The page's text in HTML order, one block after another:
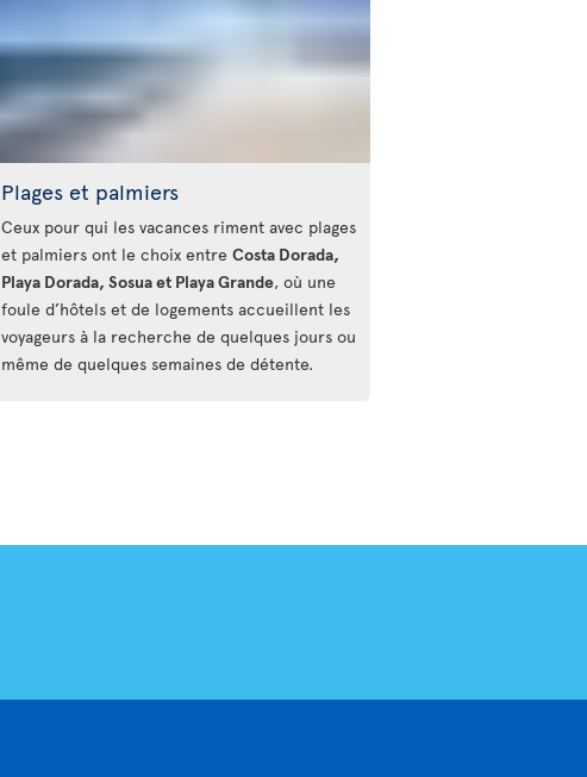
Plages et palmiers
Ceux pour qui les vacances riment avec plages
et palmiers ont le choix entre Costa Dorada,
Playa Dorada, Sosua et Playa Grande, où une
foule d’hôtels et de logements accueillent les
voyageurs à la recherche de quelques jours ou
même de quelques semaines de détente.